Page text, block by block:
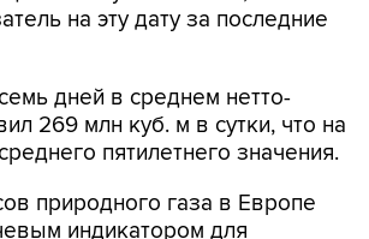
дней в среднем нетто-
пятилетнего значения.
природного газа в Европе
газа. Общая мощность